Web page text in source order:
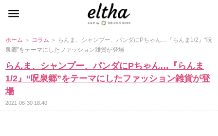
ホーム ＞ コラム ＞ らんま、シャンプー、パンダにPちゃん…『らんま1/2』“呪
泉郷”をテーマにしたファッション雑貨が登場
らんま、シャンプー、パンダにPちゃん…『らんま
1/2』“呪泉郷”をテーマにしたファッション雑貨が登
場
2021-08-30 18:40